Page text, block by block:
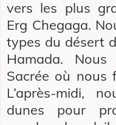
vers les plus
Erg Chegaga.
types du désert
Hamada.
Sacrée où nous
L’après-midi,
dunes pour